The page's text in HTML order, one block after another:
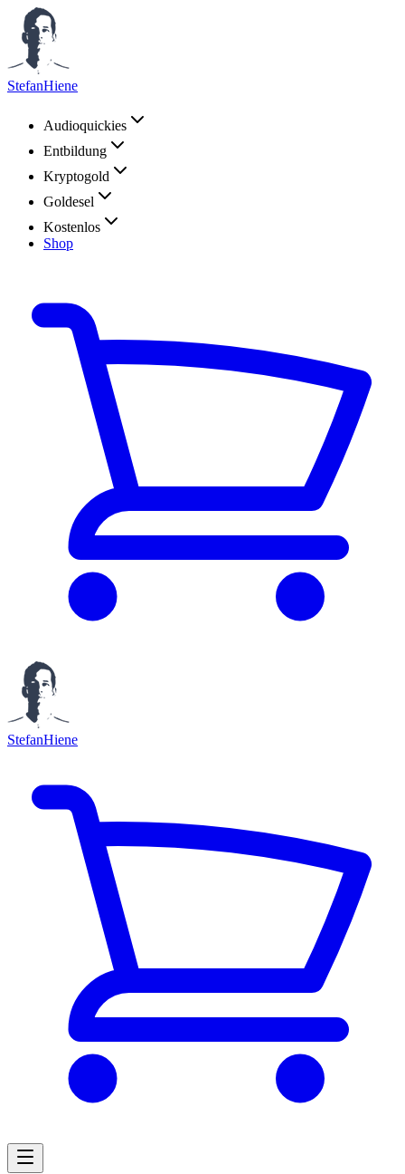
StefanHiene
Audioquickies
Entbildung
Kryptogold
Goldesel
Kostenlos
Shop
StefanHiene